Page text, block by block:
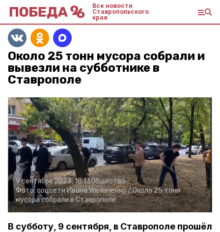
Все новости
Ставропольского
края
Около 25 тонн мусора собрали и
вывезли на субботнике в
Ставрополе
9 сентября 2023, 18:13Общество
Фото:соцсети Ивана Ульянченко /Около 25 тонн
мусора собрали в Ставрополе
В субботу, 9 сентября, в Ставрополе прошёл